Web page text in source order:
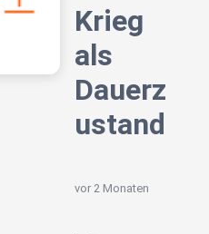
Krieg
als
Dauerz
ustand
vor 2 Monaten